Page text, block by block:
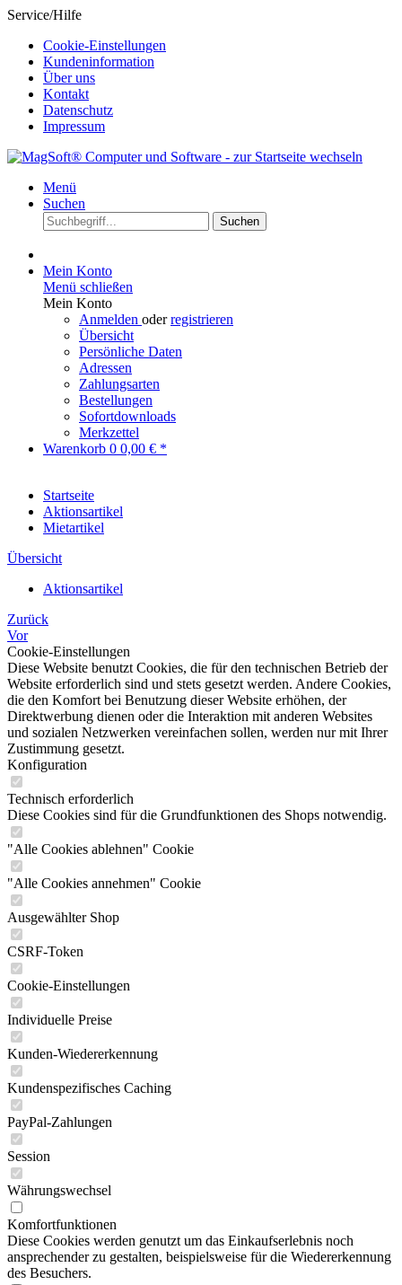
Service/Hilfe
Cookie-Einstellungen
Kundeninformation
Über uns
Kontakt
Datenschutz
Impressum
Menü
Suchen
Suchen
Mein Konto
Menü schließen
Mein Konto
Anmelden oderregistrieren
Übersicht
Persönliche Daten
Adressen
Zahlungsarten
Bestellungen
Sofortdownloads
Merkzettel
Warenkorb 0 0,00 € *
Startseite
Aktionsartikel
Mietartikel
Übersicht
Aktionsartikel
Zurück
Vor
Cookie-Einstellungen
Diese Website benutzt Cookies, die für den technischen Betrieb der
Website erforderlich sind und stets gesetzt werden. Andere Cookies,
die den Komfort bei Benutzung dieser Website erhöhen, der
Direktwerbung dienen oder die Interaktion mit anderen Websites
und sozialen Netzwerken vereinfachen sollen, werden nur mit Ihrer
Zustimmung gesetzt.
Konfiguration
Technisch erforderlich
Diese Cookies sind für die Grundfunktionen des Shops notwendig.
"Alle Cookies ablehnen" Cookie
"Alle Cookies annehmen" Cookie
Ausgewählter Shop
CSRF-Token
Cookie-Einstellungen
Individuelle Preise
Kunden-Wiedererkennung
Kundenspezifisches Caching
PayPal-Zahlungen
Session
Währungswechsel
Komfortfunktionen
Diese Cookies werden genutzt um das Einkaufserlebnis noch
ansprechender zu gestalten, beispielsweise für die Wiedererkennung
des Besuchers.